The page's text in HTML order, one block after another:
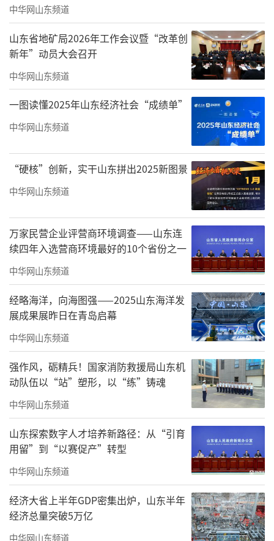
堡堡满足您的全家度假愿望
来欧乐堡，共赴一场欢乐盛宴
中华网山东频道
山东省地矿局2026年工作会议暨“改革创
新年”动员大会召开
中华网山东频道
一图读懂2025年山东经济社会“成绩单”
中华网山东频道
“硬核”创新，实干山东拼出2025新图景
中华网山东频道
万家民营企业评营商环境调查——山东连
续四年入选营商环境最好的10个省份之一
中华网山东频道
经略海洋，向海图强——2025山东海洋发
展成果展昨日在青岛启幕
中华网山东频道
强作风，砺精兵！国家消防救援局山东机
动队伍以“站”塑形，以“练”铸魂
中华网山东频道
山东探索数字人才培养新路径：从“引育
用留”到“以赛促产”转型
中华网山东频道
经济大省上半年GDP密集出炉，山东半年
经济总量突破5万亿
中华网山东频道